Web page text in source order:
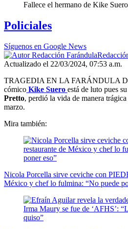
Fallece el hermano de Kike Suero
Policiales
Síguenos en Google News
Actualizado el 22/03/2024, 07:53 a.m.
TRAGEDIA EN LA FARÁNDULA
cómico Kike Suero está de luto pues
Pretto, perdió la vida de manera
marzo.
Mira también:
Nicola Porcella sirve ceviche con
México y chef lo fulmina: “No puede